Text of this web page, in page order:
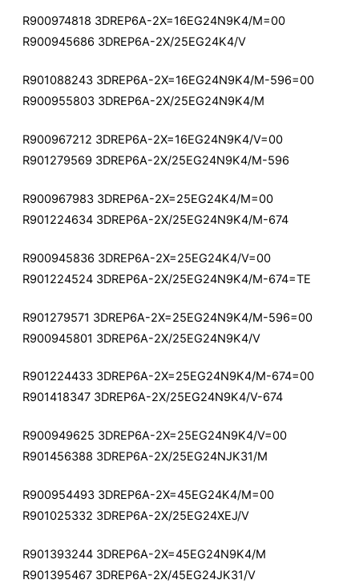
R900974818 3DREP6A-2X=16EG24N9K4/M=00
R900945686 3DREP6A-2X/25EG24K4/V
R901088243 3DREP6A-2X=16EG24N9K4/M-596=00
R900955803 3DREP6A-2X/25EG24N9K4/M
R900967212 3DREP6A-2X=16EG24N9K4/V=00
R901279569 3DREP6A-2X/25EG24N9K4/M-596
R900967983 3DREP6A-2X=25EG24K4/M=00
R901224634 3DREP6A-2X/25EG24N9K4/M-674
R900945836 3DREP6A-2X=25EG24K4/V=00
R901224524 3DREP6A-2X/25EG24N9K4/M-674=TE
R901279571 3DREP6A-2X=25EG24N9K4/M-596=00
R900945801 3DREP6A-2X/25EG24N9K4/V
R901224433 3DREP6A-2X=25EG24N9K4/M-674=00
R901418347 3DREP6A-2X/25EG24N9K4/V-674
R900949625 3DREP6A-2X=25EG24N9K4/V=00
R901456388 3DREP6A-2X/25EG24NJK31/M
R900954493 3DREP6A-2X=45EG24K4/M=00
R901025332 3DREP6A-2X/25EG24XEJ/V
R901393244 3DREP6A-2X=45EG24N9K4/M
R901395467 3DREP6A-2X/45EG24JK31/V